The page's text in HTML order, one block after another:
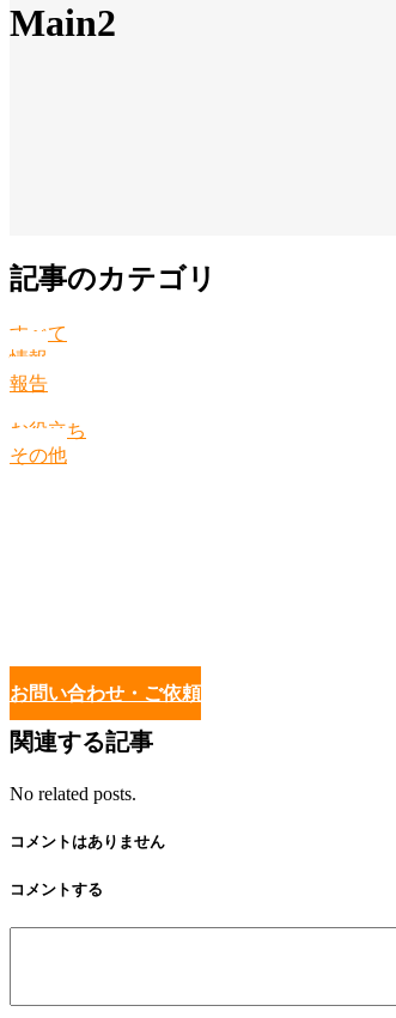
Main2
記事のカテゴリ
すべて
情報
報告
お役立ち
その他
お問い合わせ・ご依頼
関連する記事
No related posts.
コメントはありません
コメントする